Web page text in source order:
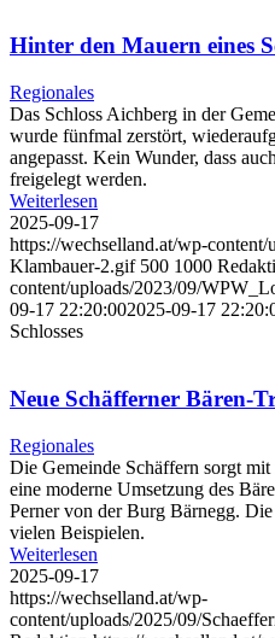
Hinter den Mauern eines
Regionales
Das Schloss Aichberg in der
wurde fünfmal zerstört,
angepasst. Kein Wunder, dass
freigelegt werden.
Weiterlesen
2025-09-17
https://wechselland.at/wp-
Klambauer-2.gif 500 1000
content/uploads/2023/09/
09-17 22:20:002025-09-17
Schlosses
Neue Schäfferner Bären-
Regionales
Die Gemeinde Schäffern sorgt
eine moderne Umsetzung des
Perner von der Burg Bärnegg.
vielen Beispielen.
Weiterlesen
2025-09-17
https://wechselland.at/wp-
content/uploads/2025/09/